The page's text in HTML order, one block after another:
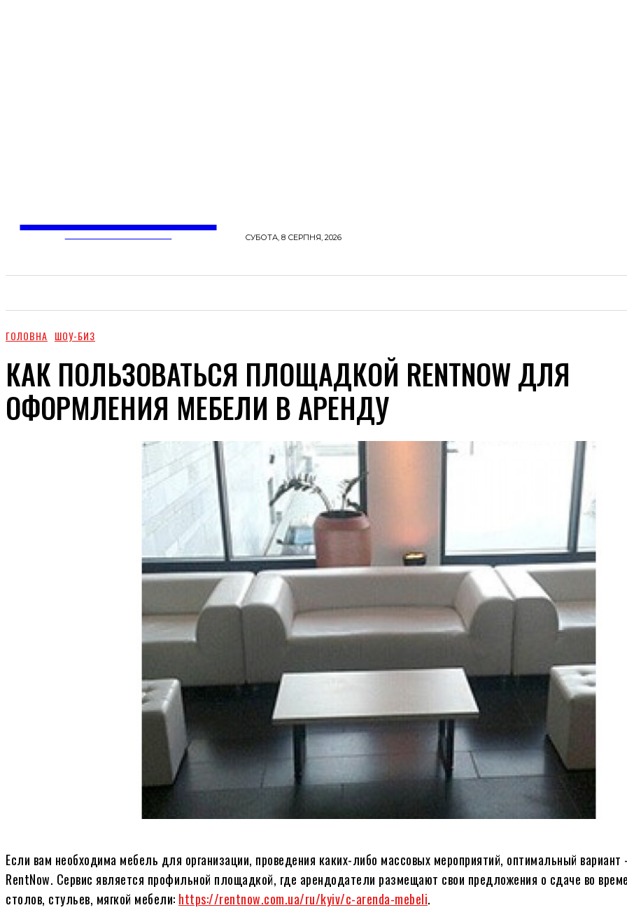
СУБОТА, 8 СЕРПНЯ, 2026
ГОЛОВНА ШОУ-БИЗ
КАК ПОЛЬЗОВАТЬСЯ ПЛОЩАДКОЙ RENTNOW ДЛЯ
ОФОРМЛЕНИЯ МЕБЕЛИ В АРЕНДУ
Если вам необходима мебель для организации, проведения каких-либо массовых мероприятий, оптимальный
RentNow. Сервис является профильной площадкой, где арендодатели размещают свои предложения о сдаче во
столов, стульев, мягкой мебели: https://rentnow.com.ua/ru/kyiv/c-arenda-mebeli.